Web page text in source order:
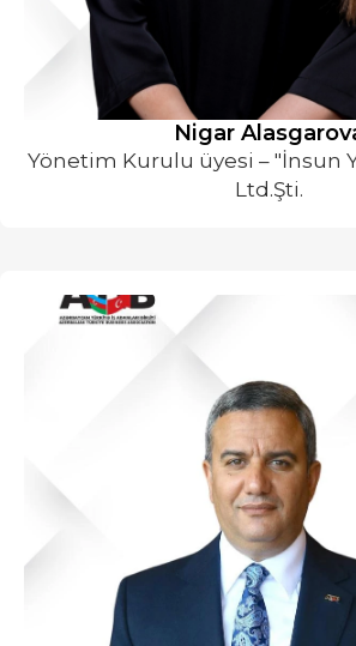
Nigar
Yönetim Kurulu üyesi – "İnsun
Ltd.Şti.